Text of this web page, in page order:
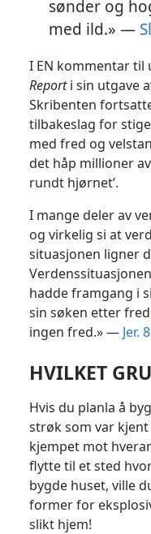
sønder og
med ild.» —
I EN kommentar til
Reporti sin utgave
Skribenten
tilbakeslag for
med fred og
det håp millioner
rundt hjørnet’.
I mange deler av
og virkelig si at
situasjonen ligner
hadde framgang i
sin søken etter
ingen fred.» — Jer.
HVILKET
Hvis du planla å
strøk som var
kjempet mot
flytte til et sted
bygde huset, ville
former for
slikt hjem!